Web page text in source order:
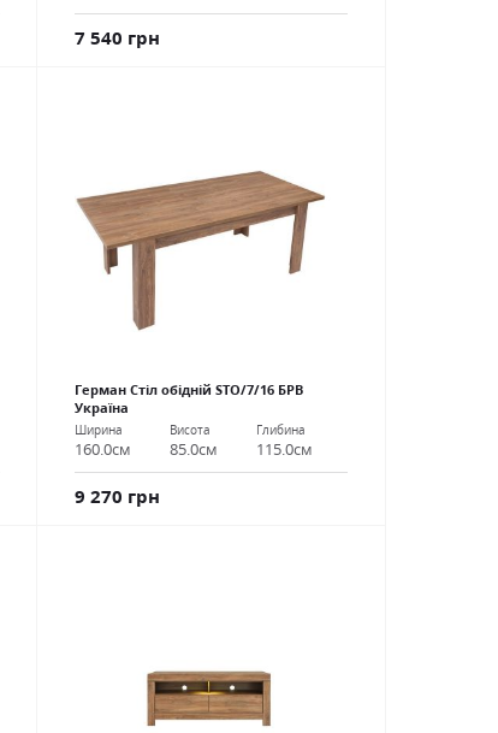
7 540 грн
Герман Стіл обідній STO/7/16 БРВ
Україна
Ширина
160.0см
Висота
85.0см
Глибина
115.0см
9 270 грн